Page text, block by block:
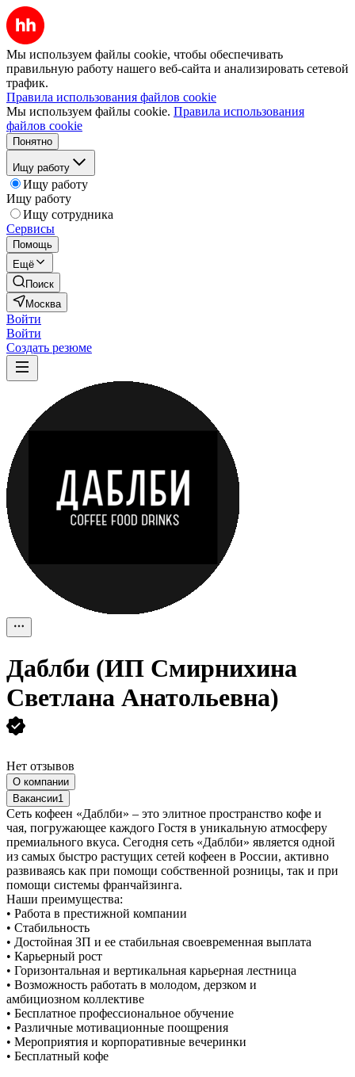
Мы используем файлы cookie, чтобы обеспечивать
правильную работу нашего веб-сайта и анализировать сетевой
трафик.
Правила использования файлов cookie
Мы используем файлы cookie. Правила использования
файлов cookie
Понятно
Ищу работу
Ищу работу
Ищу работу
Ищу сотрудника
Сервисы
Помощь
Ещё
Поиск
Москва
Войти
Войти
Создать резюме
Даблби (ИП Смирнихина
Светлана Анатольевна)
Нет отзывов
О компании
Вакансии1
Сеть кофеен «Даблби» – это элитное пространство кофе и
чая, погружающее каждого Гостя в уникальную атмосферу
премиального вкуса. Сегодня сеть «Даблби» является одной
из самых быстро растущих сетей кофеен в России, активно
развиваясь как при помощи собственной розницы, так и при
помощи системы франчайзинга.
Наши преимущества:
• Работа в престижной компании
• Стабильность
• Достойная ЗП и ее стабильная своевременная выплата
• Карьерный рост
• Горизонтальная и вертикальная карьерная лестница
• Возможность работать в молодом, дерзком и
амбициозном коллективе
• Бесплатное профессиональное обучение
• Различные мотивационные поощрения
• Мероприятия и корпоративные вечеринки
• Бесплатный кофе